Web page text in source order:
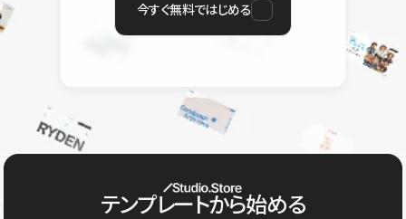
今すぐ無料ではじめる
テンプレートから始める